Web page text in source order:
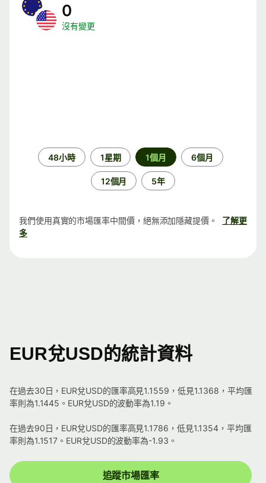
0
沒有變更
48小時 1星期 1個月 6個月
12個月 5年
我們使用真實的市場匯率中間價，絕無添加隱藏提價。
了解更
多
EUR兌USD的統計資料
在過去30日，EUR兌USD的匯率高見1.1559，低見1.1368，平均匯
率則為1.1445。EUR兌USD的波動率為1.19。
在過去90日，EUR兌USD的匯率高見1.1786，低見1.1354，平均匯
率則為1.1517。EUR兌USD的波動率為-1.93。
追蹤市場匯率